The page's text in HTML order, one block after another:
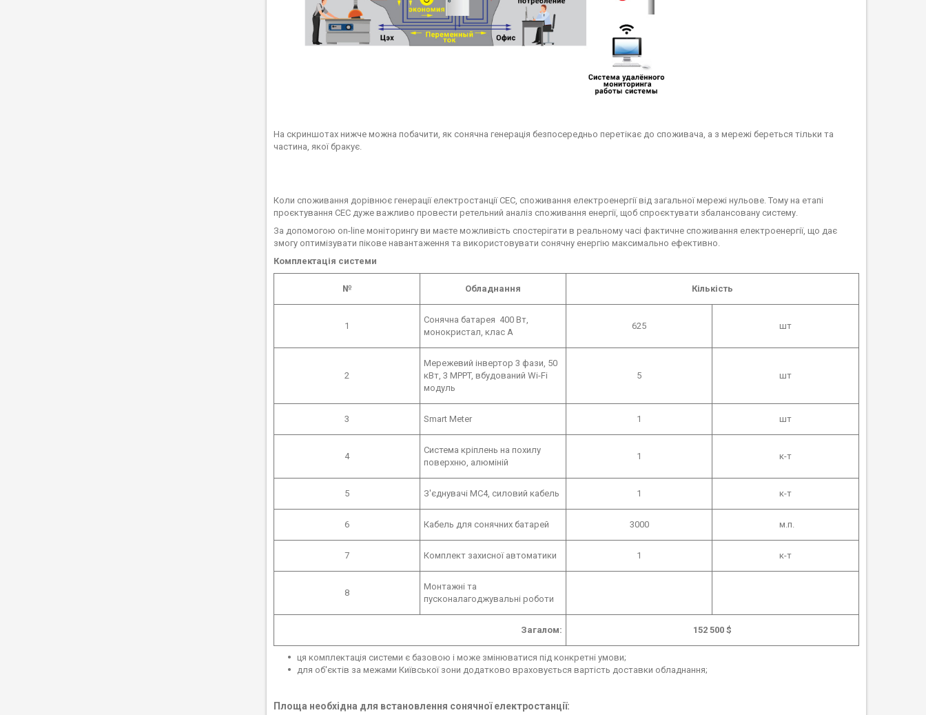
На скриншотах нижче можна побачити, як сонячна генерація безпосередньо перетікає до споживача, а з мережі береться тільки та
частина, якої бракує.
Коли споживання дорівнює генерації електростанції СЕС, споживання електроенергії від загальної мережі нульове. Тому на етапі
проєктування СЕС дуже важливо провести ретельний аналіз споживання енергії, щоб спроєктувати збалансовану систему.
За допомогою on-line моніторингу ви маєте можливість спостерігати в реальному часі фактичне споживання електроенергії, що дає
змогу оптимізувати пікове навантаження та використовувати сонячну енергію максимально ефективно.
Комплектація системи
№ Обладнання Кількість
1
Сонячна батарея 400 Вт,
монокристал, клас А
625 шт
2
Мережевий інвертор 3 фази, 50
кВт, 3 MPPT, вбудований Wi-Fi
модуль
5 шт
3 Smart Meter 1 шт
4
Система кріплень на похилу
поверхню, алюміній
1 к-т
5 З'єднувачі МС4, силовий кабель 1 к-т
6 Кабель для сонячних батарей 3000 м.п.
7 Комплект захисної автоматики 1 к-т
8
Монтажні та
пусконалагоджувальні роботи
Загалом: 152 500 $
ця комплектація системи є базовою і може змінюватися під конкретні умови;
для об'єктів за межами Київської зони додатково враховується вартість доставки обладнання;
Площа необхідна для встановлення сонячної електростанції: